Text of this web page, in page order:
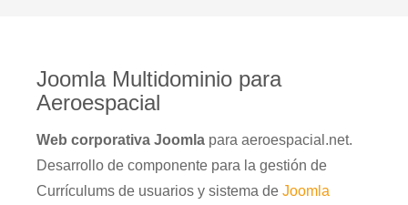
Joomla Multidominio para
Aeroespacial
Web corporativa Joomla para aeroespacial.net.
Desarrollo de componente para la gestión de
Currículums de usuarios y sistema de Joomla